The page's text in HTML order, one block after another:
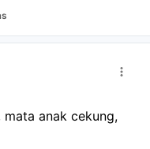
anak cekung,